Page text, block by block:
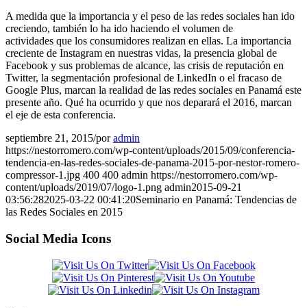
A medida que la importancia y el peso de las redes sociales han ido
creciendo, también lo ha ido haciendo el volumen de
actividades que los consumidores realizan en ellas. La importancia
creciente de Instagram en nuestras vidas, la presencia global de
Facebook y sus problemas de alcance, las crisis de reputación en
Twitter, la segmentación profesional de LinkedIn o el fracaso de
Google Plus, marcan la realidad de las redes sociales en Panamá este
presente año. Qué ha ocurrido y que nos deparará el 2016, marcan
el eje de esta conferencia.
septiembre 21, 2015/poradmin
https://nestorromero.com/wp-content/uploads/2015/09/conferencia-
tendencia-en-las-redes-sociales-de-panama-2015-por-nestor-romero-
compressor-1.jpg 400 400 admin https://nestorromero.com/wp-
content/uploads/2019/07/logo-1.png admin2015-09-21
03:56:282025-03-22 00:41:20Seminario en Panamá: Tendencias de
las Redes Sociales en 2015
Social Media Icons